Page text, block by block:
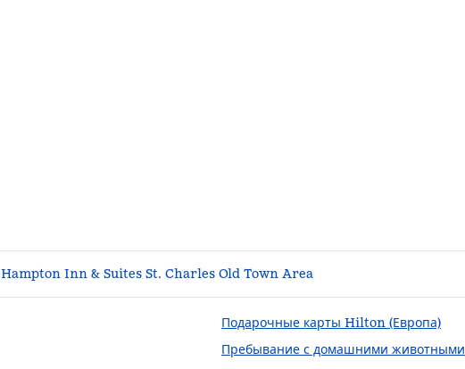
Hampton Inn & Suites St. Charles Old Town Area
Подарочные карты Hilton (Европа)
Пребывание с домашними животными